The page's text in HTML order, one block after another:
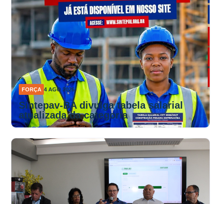
FORÇA 4 AGO 2026
Sintepav-BA divulga tabela salarial
atualizada da categoria